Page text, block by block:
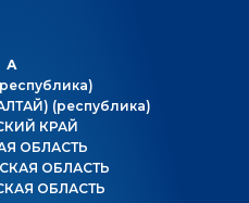
А
(республика)
КРАЙ
ОБЛАСТЬ
ОБЛАСТЬ
ОБЛАСТЬ